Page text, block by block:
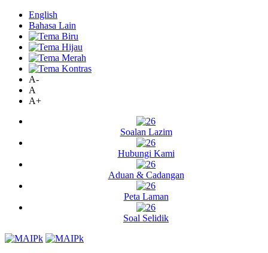
English
Bahasa Lain
A-
A
A+
Soalan Lazim
Hubungi Kami
Aduan & Cadangan
Peta Laman
Soal Selidik